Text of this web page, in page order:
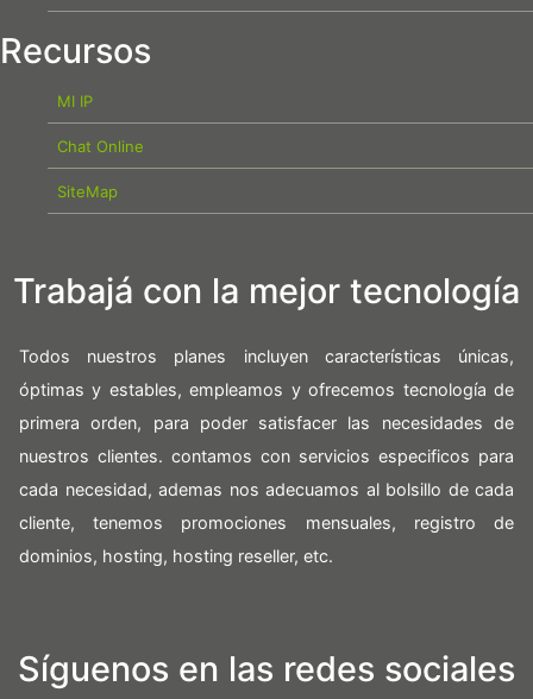
Recursos
MI IP
Chat Online
SiteMap
Trabajá con la mejor tecnología
Todos nuestros planes incluyen características únicas,
óptimas y estables, empleamos y ofrecemos tecnología de
primera orden, para poder satisfacer las necesidades de
nuestros clientes. contamos con servicios especificos para
cada necesidad, ademas nos adecuamos al bolsillo de cada
cliente, tenemos promociones mensuales, registro de
dominios, hosting, hosting reseller, etc.
Síguenos en las redes sociales